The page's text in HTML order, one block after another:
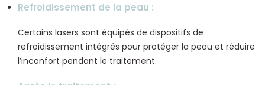
Refroidissement de la peau :
Certains lasers sont équipés de dispositifs de
refroidissement intégrés pour protéger la peau et réduire
l’inconfort pendant le traitement.